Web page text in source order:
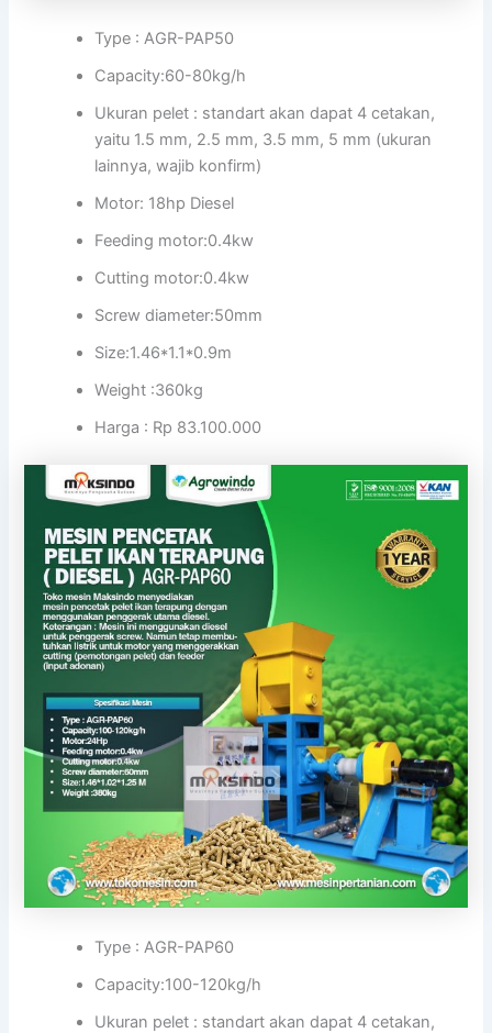
Type : AGR-PAP50
Capacity:60-80kg/h
Ukuran pelet : standart akan dapat 4 cetakan,
yaitu 1.5 mm, 2.5 mm, 3.5 mm, 5 mm (ukuran
lainnya, wajib konfirm)
Motor: 18hp Diesel
Feeding motor:0.4kw
Cutting motor:0.4kw
Screw diameter:50mm
Size:1.46*1.1*0.9m
Weight :360kg
Harga : Rp 83.100.000
Type : AGR-PAP60
Capacity:100-120kg/h
Ukuran pelet : standart akan dapat 4 cetakan,